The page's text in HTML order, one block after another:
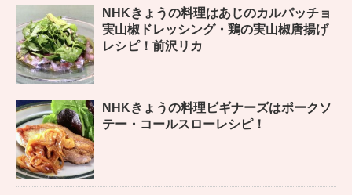
NHKきょうの料理はあじのカルパッチョ
実山椒ドレッシング・鶏の実山椒唐揚げ
レシピ！前沢リカ
NHKきょうの料理ビギナーズはポークソ
テー・コールスローレシピ！